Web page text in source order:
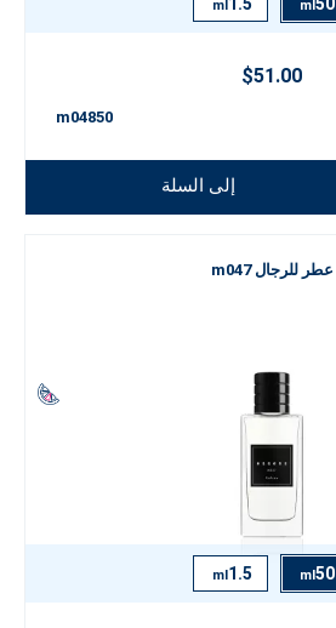
ml
ml
$51.00
m04850
إلى السلة
عطر للرجال m047
50
ml
1.5
ml